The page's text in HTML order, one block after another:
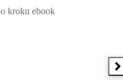
kroku ebook